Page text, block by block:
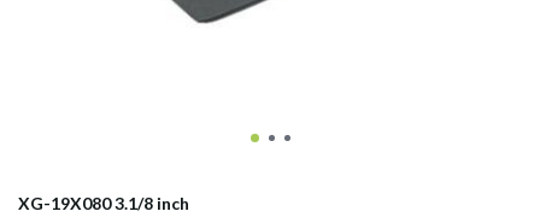
XG-19X080 3.1/8 inch